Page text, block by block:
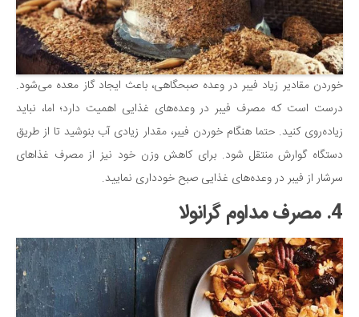
خوردن مقادیر زیاد فیبر در وعده صبحگاهی، باعث ایجاد گاز معده می‌شود.
درست است که مصرف فیبر در وعده‌های غذایی اهمیت دارد؛ اما، نباید
زیاده‌روی کنید. حتما هنگام خوردن فیبر، مقدار زیادی آب بنوشید تا از طریق
دستگاه گوارش منتقل شود. برای کاهش وزن خود نیز از مصرف غذاهای
سرشار از فیبر در وعده‌های غذایی صبح خودداری نمایید.
4. مصرف مداوم گرانولا